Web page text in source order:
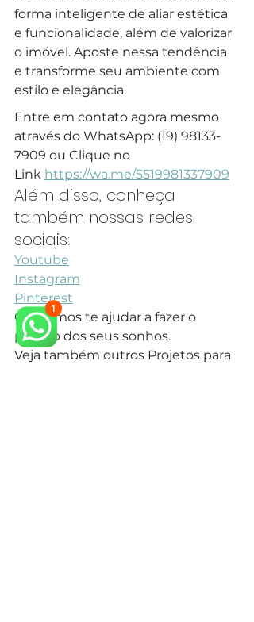
forma inteligente de aliar estética
e funcionalidade, além de valorizar
o imóvel. Aposte nessa tendência
e transforme seu ambiente com
estilo e elegância.
Entre em contato agora mesmo
através do WhatsApp: (19) 98133-
7909 ou Clique no
Link https://wa.me/5519981337909
Além disso, conheça
também nossas redes
sociais:
Youtube
Instagram
Pinterest
Queremos te ajudar a fazer o
projeto dos seus sonhos.
Veja também outros Projetos para